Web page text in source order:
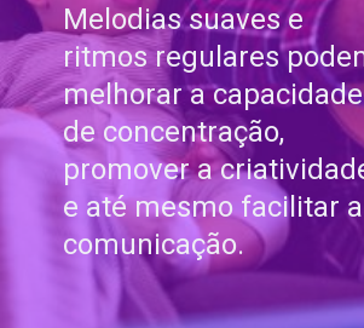
Melodias suaves e
ritmos regulares
melhorar a capacidade
de concentração,
promover a
e até mesmo facilitar a
comunicação.